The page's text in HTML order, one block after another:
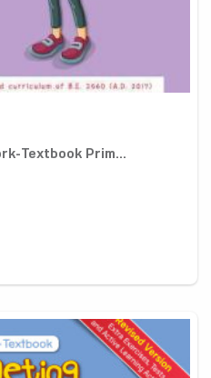
Textbook Prim...